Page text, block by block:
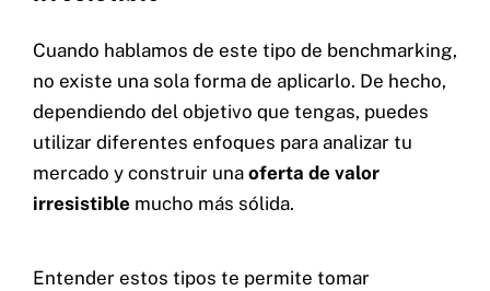
Cuando hablamos de este tipo de benchmarking,
no existe una sola forma de aplicarlo. De hecho,
dependiendo del objetivo que tengas, puedes
utilizar diferentes enfoques para analizar tu
mercado y construir una oferta de valor
irresistible mucho más sólida.
Entender estos tipos te permite tomar